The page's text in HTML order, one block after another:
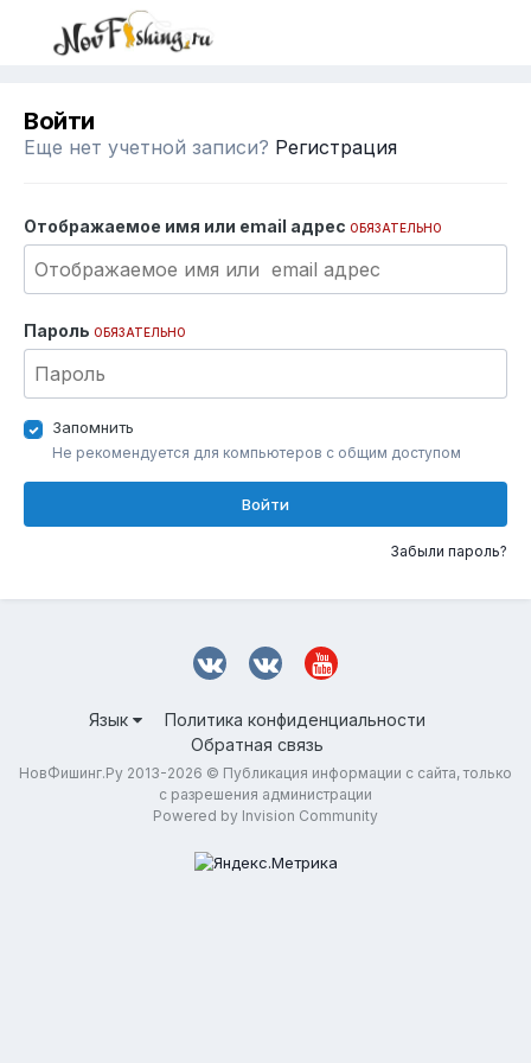
Войти
Еще нет учетной записи? Регистрация
Отображаемое имя или email адрес ОБЯЗАТЕЛЬНО
Пароль ОБЯЗАТЕЛЬНО
Запомнить
Не рекомендуется для компьютеров с общим доступом
Войти
Забыли пароль?
Язык
Политика конфиденциальности
Обратная связь
НовФишинг.Ру 2013-2026 © Публикация информации с сайта, только
с разрешения администрации
Powered by Invision Community